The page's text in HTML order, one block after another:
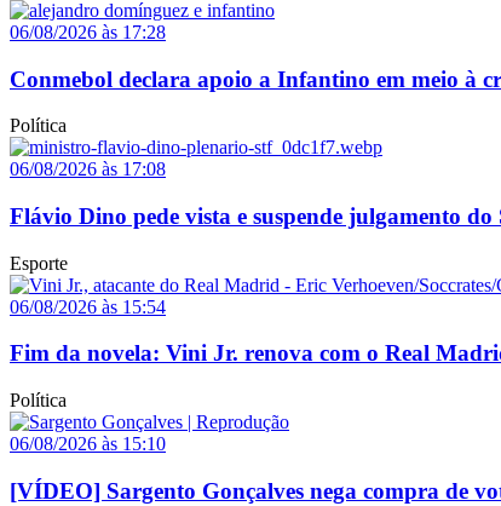
06/08/2026 às 17:28
Conmebol declara apoio a Infantino em meio à
Política
06/08/2026 às 17:08
Flávio Dino pede vista e suspende julgamento do
Esporte
06/08/2026 às 15:54
Fim da novela: Vini Jr. renova com o Real
Política
06/08/2026 às 15:10
[VÍDEO] Sargento Gonçalves nega compra de